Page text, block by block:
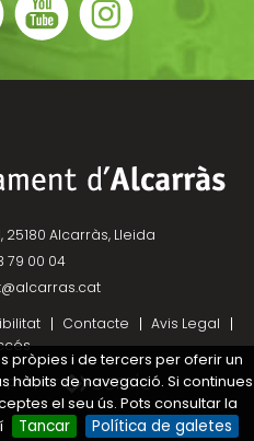
25180 Alcarràs, Lleida
79 00 04
Contacte
Avis Legal
per
pròpies i de tercers per oferir un
hàbits de navegació. Si continues
el seu ús. Pots consultar la
Tancar Política de galetes